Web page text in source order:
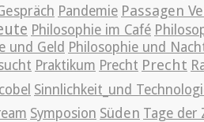
Pandemie Passagen
Philosophie im Café
und Geld Philosophie und
Praktikum Precht Precht
Sinnlichkeit_und
Symposion Süden Tage der